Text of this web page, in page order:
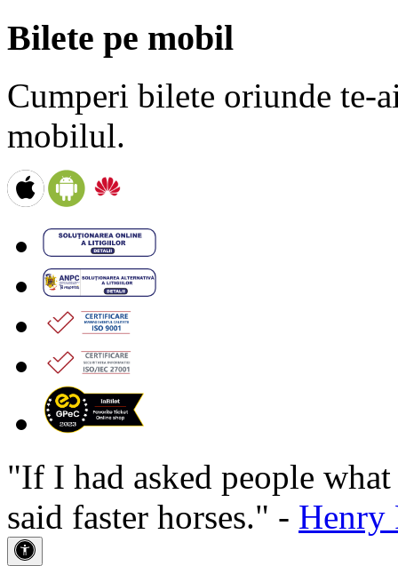
Bilete pe mobil
Cumperi bilete oriunde te-
mobilul.
"If I had asked people
said faster horses." - Henry